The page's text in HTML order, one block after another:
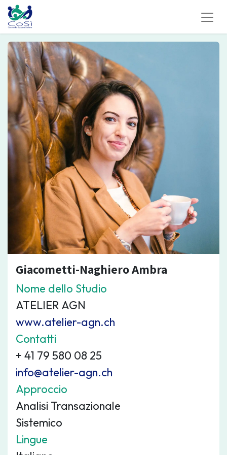
Giacometti-Naghiero Ambra
Nome dello Studio
ATELIER AGN
www.atelier-agn.ch
Contatti
+ 41 79 580 08 25
info@atelier-agn.ch
Approccio
Analisi Transazionale
Sistemico
Lingue